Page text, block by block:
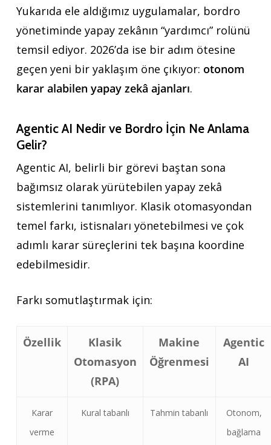
Yukarıda ele aldığımız uygulamalar, bordro
yönetiminde yapay zekânın “yardımcı” rolünü
temsil ediyor. 2026’da ise bir adım ötesine
geçen yeni bir yaklaşım öne çıkıyor: otonom
karar alabilen yapay zekâ ajanları.
Agentic AI Nedir ve Bordro İçin Ne Anlama
Gelir?
Agentic AI, belirli bir görevi baştan sona
bağımsız olarak yürütebilen yapay zekâ
sistemlerini tanımlıyor. Klasik otomasyondan
temel farkı, istisnaları yönetebilmesi ve çok
adımlı karar süreçlerini tek başına koordine
edebilmesidir.
Farkı somutlaştırmak için:
Özellik
Klasik
Otomasyon
(RPA)
Makine
Öğrenmesi
Agentic
AI
Karar
verme
Kural tabanlı Tahmin tabanlı
Otonom,
bağlama